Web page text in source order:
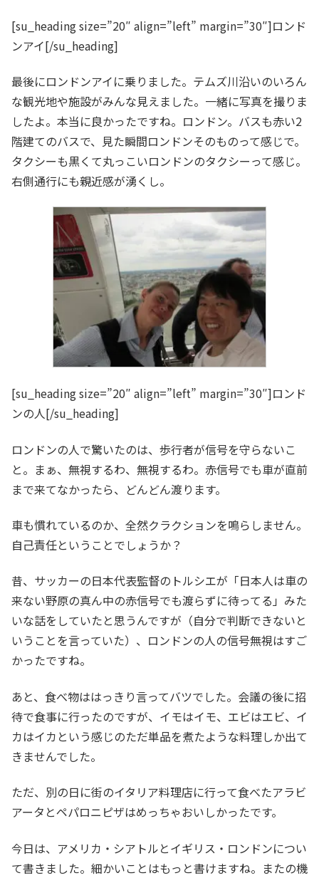
[su_heading size=”20″ align=”left” margin=”30″]ロンド
ンアイ[/su_heading]
最後にロンドンアイに乗りました。テムズ川沿いのいろん
な観光地や施設がみんな見えました。一緒に写真を撮りま
したよ。本当に良かったですね。ロンドン。バスも赤い2
階建てのバスで、見た瞬間ロンドンそのものって感じで。
タクシーも黒くて丸っこいロンドンのタクシーって感じ。
右側通行にも親近感が湧くし。
[su_heading size=”20″ align=”left” margin=”30″]ロンド
ンの人[/su_heading]
ロンドンの人で驚いたのは、歩行者が信号を守らないこ
と。まぁ、無視するわ、無視するわ。赤信号でも車が直前
まで来てなかったら、どんどん渡ります。
車も慣れているのか、全然クラクションを鳴らしません。
自己責任ということでしょうか？
昔、サッカーの日本代表監督のトルシエが「日本人は車の
来ない野原の真ん中の赤信号でも渡らずに待ってる」みた
いな話をしていたと思うんですが（自分で判断できないと
いうことを言っていた）、ロンドンの人の信号無視はすご
かったですね。
あと、食べ物ははっきり言ってバツでした。会議の後に招
待で食事に行ったのですが、イモはイモ、エビはエビ、イ
カはイカという感じのただ単品を煮たような料理しか出て
きませんでした。
ただ、別の日に街のイタリア料理店に行って食べたアラビ
アータとペパロニピザはめっちゃおいしかったです。
今日は、アメリカ・シアトルとイギリス・ロンドンについ
て書きました。細かいことはもっと書けますね。またの機